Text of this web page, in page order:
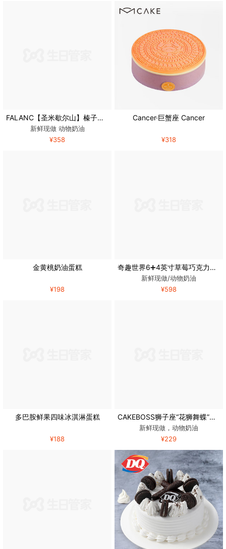
FALANC【圣米歇尔山】榛子巧克力慕斯蛋糕
新鲜现做 动物奶油
¥358
Cancer·巨蟹座 Cancer
¥318
金黄桃奶油蛋糕
¥198
奇趣世界6➕4英寸草莓巧克力慕斯蛋糕
新鲜现做/动物奶油
¥598
多巴胺鲜果四味冰淇淋蛋糕
¥188
CAKEBOSS狮子座“花狮舞蝶”水果奶油生日蛋糕
新鲜现做，动物奶油
¥229